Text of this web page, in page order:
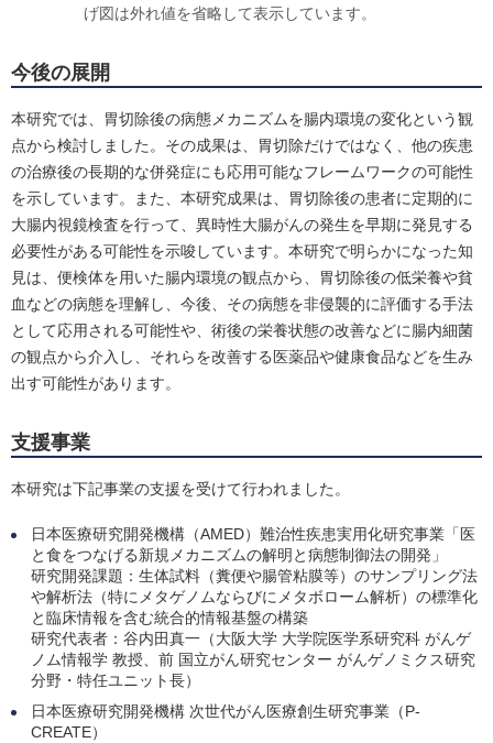
げ図は外れ値を省略して表示しています。
今後の展開
本研究では、胃切除後の病態メカニズムを腸内環境の変化という観
点から検討しました。その成果は、胃切除だけではなく、他の疾患
の治療後の長期的な併発症にも応用可能なフレームワークの可能性
を示しています。また、本研究成果は、胃切除後の患者に定期的に
大腸内視鏡検査を行って、異時性大腸がんの発生を早期に発見する
必要性がある可能性を示唆しています。本研究で明らかになった知
見は、便検体を用いた腸内環境の観点から、胃切除後の低栄養や貧
血などの病態を理解し、今後、その病態を非侵襲的に評価する手法
として応用される可能性や、術後の栄養状態の改善などに腸内細菌
の観点から介入し、それらを改善する医薬品や健康食品などを生み
出す可能性があります。
支援事業
本研究は下記事業の支援を受けて行われました。
日本医療研究開発機構（AMED）難治性疾患実用化研究事業「医
と食をつなげる新規メカニズムの解明と病態制御法の開発」
研究開発課題：生体試料（糞便や腸管粘膜等）のサンプリング法
や解析法（特にメタゲノムならびにメタボローム解析）の標準化
と臨床情報を含む統合的情報基盤の構築
研究代表者：谷内田真一（大阪大学 大学院医学系研究科 がんゲ
ノム情報学 教授、前 国立がん研究センター がんゲノミクス研究
分野・特任ユニット長）
日本医療研究開発機構 次世代がん医療創生研究事業（P-
CREATE）